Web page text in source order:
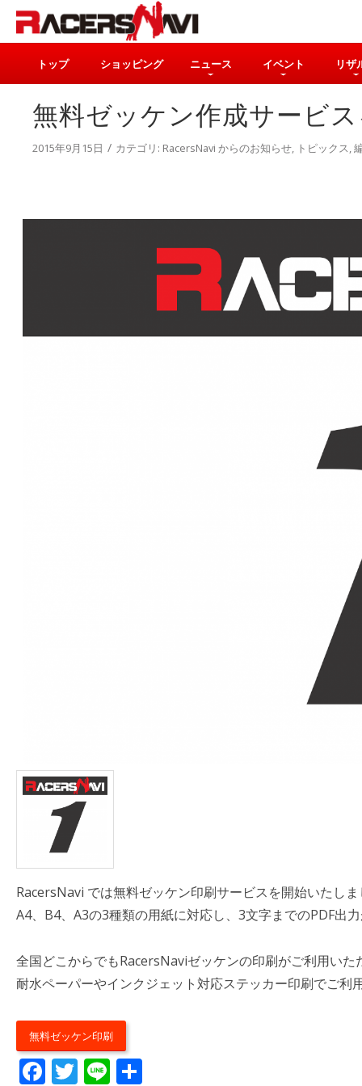
トップ ショッピング ニュース イベント リザ
無料ゼッケン作成サービ
2015年9月15日 / カテゴリ: RacersNavi からのお知らせ トピックス
RacersNavi では無料ゼッケン印刷サービスを開始いたしま
A4、B4、A3の3種類の用紙に対応し、3文字までのPDF出力
全国どこからでもRacersNaviゼッケンの印刷がご利用いた
耐水ペーパーやインクジェット対応ステッカー印刷でご利
無料ゼッケン印刷
Facebook
Twitter
Line